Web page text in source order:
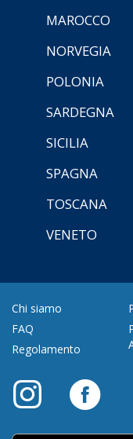
MAROCCO
NORVEGIA
POLONIA
SARDEGNA
SICILIA
SPAGNA
TOSCANA
VENETO
Chi siamo
FAQ
Regolamento